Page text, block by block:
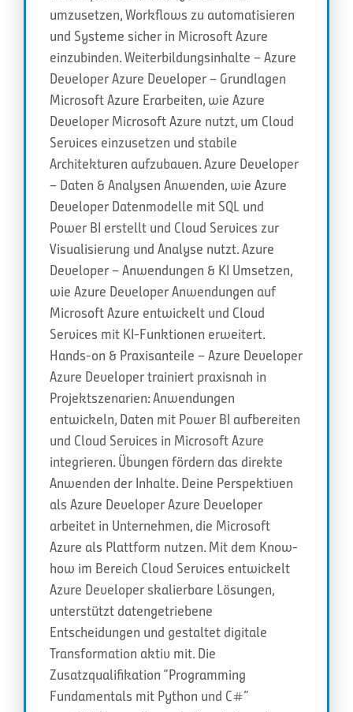
umzusetzen, Workflows zu automatisieren
und Systeme sicher in Microsoft Azure
einzubinden. Weiterbildungsinhalte – Azure
Developer Azure Developer – Grundlagen
Microsoft Azure Erarbeiten, wie Azure
Developer Microsoft Azure nutzt, um Cloud
Services einzusetzen und stabile
Architekturen aufzubauen. Azure Developer
– Daten & Analysen Anwenden, wie Azure
Developer Datenmodelle mit SQL und
Power BI erstellt und Cloud Services zur
Visualisierung und Analyse nutzt. Azure
Developer – Anwendungen & KI Umsetzen,
wie Azure Developer Anwendungen auf
Microsoft Azure entwickelt und Cloud
Services mit KI-Funktionen erweitert.
Hands-on & Praxisanteile – Azure Developer
Azure Developer trainiert praxisnah in
Projektszenarien: Anwendungen
entwickeln, Daten mit Power BI aufbereiten
und Cloud Services in Microsoft Azure
integrieren. Übungen fördern das direkte
Anwenden der Inhalte. Deine Perspektiven
als Azure Developer Azure Developer
arbeitet in Unternehmen, die Microsoft
Azure als Plattform nutzen. Mit dem Know-
how im Bereich Cloud Services entwickelt
Azure Developer skalierbare Lösungen,
unterstützt datengetriebene
Entscheidungen und gestaltet digitale
Transformation aktiv mit. Die
Zusatzqualifikation “Programming
Fundamentals mit Python und C#”